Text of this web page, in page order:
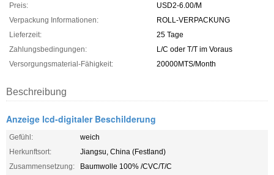
Preis:
USD2-6.00/M
Verpackung Informationen:
ROLL-VERPACKUNG
Lieferzeit:
25 Tage
Zahlungsbedingungen:
L/C oder T/T im Voraus
Versorgungsmaterial-Fähigkeit:
20000MTS/Month
Beschreibung
Anzeige lcd-digitaler Beschilderung
Gefühl:
weich
Herkunftsort:
Jiangsu, China (Festland)
Zusammensetzung:
Baumwolle 100% /CVC/T/C